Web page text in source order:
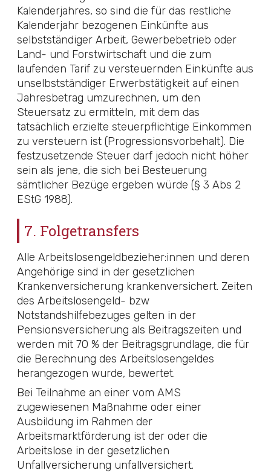
Kalenderjahres, so sind die für das restliche
Kalenderjahr bezogenen Einkünfte aus
selbstständiger Arbeit, Gewerbebetrieb oder
Land- und Forstwirtschaft und die zum
laufenden Tarif zu versteuernden Einkünfte aus
unselbstständiger Erwerbstätigkeit auf einen
Jahresbetrag umzurechnen, um den
Steuersatz zu ermitteln, mit dem das
tatsächlich erzielte steuerpflichtige Einkommen
zu versteuern ist (Progressionsvorbehalt). Die
festzusetzende Steuer darf jedoch nicht höher
sein als jene, die sich bei Besteuerung
sämtlicher Bezüge ergeben würde (§ 3 Abs 2
EStG 1988).
7. Folgetransfers
Alle Arbeitslosengeldbezieher:innen und deren
Angehörige sind in der gesetzlichen
Krankenversicherung krankenversichert. Zeiten
des Arbeitslosengeld- bzw
Notstandshilfebezuges gelten in der
Pensionsversicherung als Beitragszeiten und
werden mit 70 % der Beitragsgrundlage, die für
die Berechnung des Arbeitslosengeldes
herangezogen wurde, bewertet.
Bei Teilnahme an einer vom AMS
zugewiesenen Maßnahme oder einer
Ausbildung im Rahmen der
Arbeitsmarktförderung ist der oder die
Arbeitslose in der gesetzlichen
Unfallversicherung unfallversichert.